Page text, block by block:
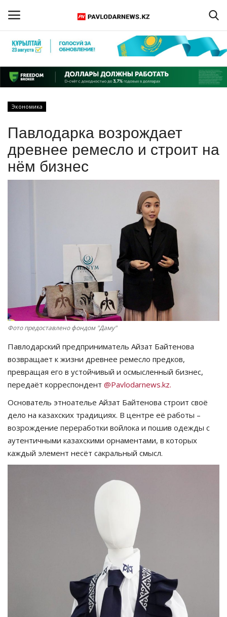
Регистрация
Главная
ПАВЛОДАРСКАЯ ОБЛАСТЬ
КАЗАХСТАН
Чек-лист
РАЗВЛЕЧЕНИЯ
OFFICIAL
Курултай
Язык
Экономика
Павлодарка возрождает
древнее ремесло и строит на
нём бизнес
Фото предоставлено фондом "Даму"
Павлодарский предприниматель Айзат Байтенова
возвращает к жизни древнее ремесло предков,
превращая его в устойчивый и осмысленный бизнес,
передаёт корреспондент @Pavlodarnews.kz.
Основатель этноателье Айзат Байтенова строит своё
дело на казахских традициях. В центре её работы –
возрождение переработки войлока и пошив одежды с
аутентичными казахскими орнаментами, в которых
каждый элемент несёт сакральный смысл.